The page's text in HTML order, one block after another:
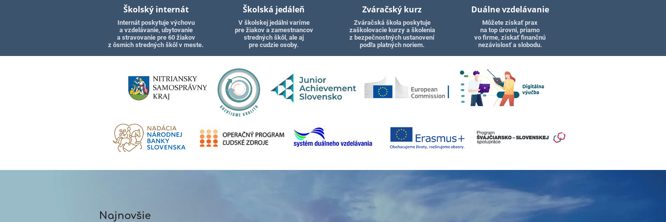
Školský internát
Internát poskytuje výchovu
a vzdelávanie, ubytovanie
a stravovanie pre 60 žiakov
z ôsmich stredných škôl v meste.
Školská jedáleň
V školskej jedálni varíme
pre žiakov a zamestnancov
stredných škôl, ale aj
pre cudzie osoby.
Zváračský kurz
Zváračská škola poskytuje
zaškolovacie kurzy a školenia
z bezpečnostných ustanovení
podľa platných noriem.
Duálne vzdelávanie
Môžete získať prax
na top úrovni, priamo
vo firme, získať finančnú
nezávislosť a slobodu.
Najnovšie